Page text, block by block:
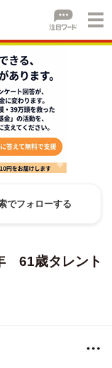
でフォローする
61歳タレント